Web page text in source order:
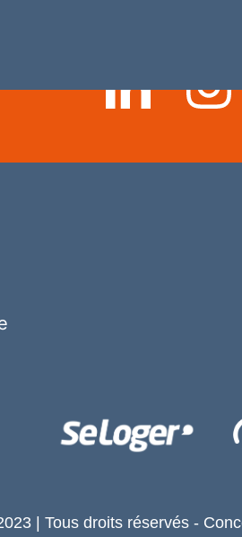
| Tous droits réservés -